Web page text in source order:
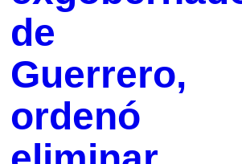
de
Guerrero,
ordenó